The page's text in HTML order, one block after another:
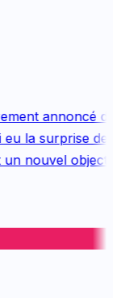
annoncé
la surprise de
nouvel objectif,